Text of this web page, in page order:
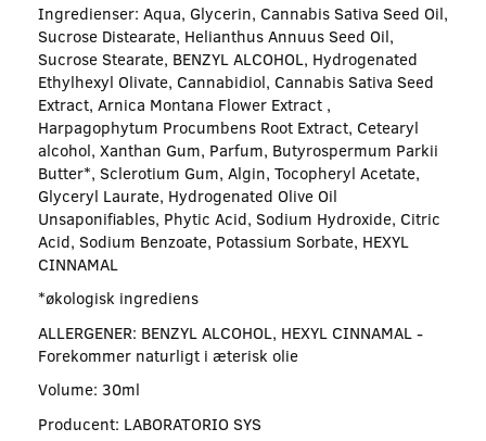
Ingredienser: Aqua, Glycerin, Cannabis Sativa Seed Oil,
Sucrose Distearate, Helianthus Annuus Seed Oil,
Sucrose Stearate, BENZYL ALCOHOL, Hydrogenated
Ethylhexyl Olivate, Cannabidiol, Cannabis Sativa Seed
Extract, Arnica Montana Flower Extract ,
Harpagophytum Procumbens Root Extract, Cetearyl
alcohol, Xanthan Gum, Parfum, Butyrospermum Parkii
Butter*, Sclerotium Gum, Algin, Tocopheryl Acetate,
Glyceryl Laurate, Hydrogenated Olive Oil
Unsaponifiables, Phytic Acid, Sodium Hydroxide, Citric
Acid, Sodium Benzoate, Potassium Sorbate, HEXYL
CINNAMAL
*økologisk ingrediens
ALLERGENER: BENZYL ALCOHOL, HEXYL CINNAMAL -
Forekommer naturligt i æterisk olie
Volume: 30ml
Producent: LABORATORIO SYS